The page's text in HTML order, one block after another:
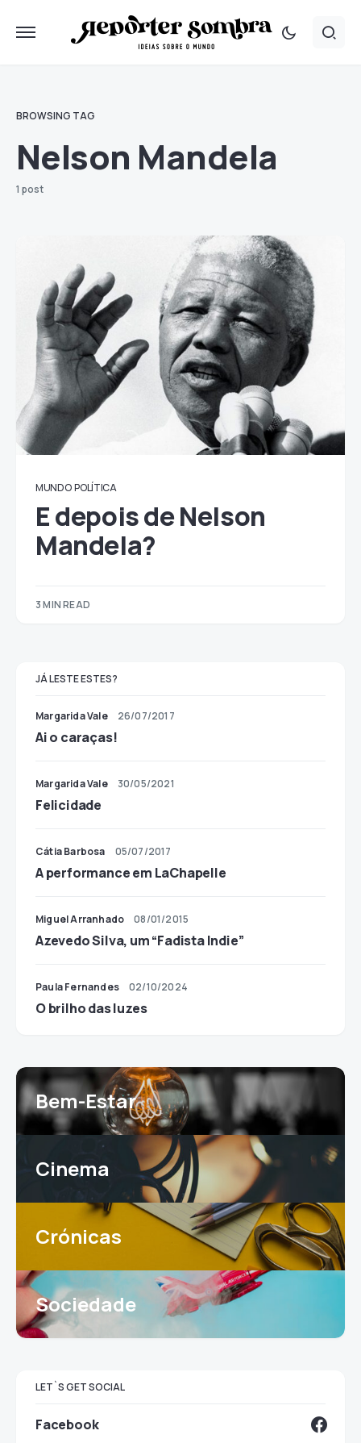
BROWSING TAG
Nelson Mandela
1 post
MUNDO POLÍTICA
E depois de Nelson
Mandela?
3 MIN READ
JÁ LESTE ESTES?
Margarida Vale 26/07/2017
Ai o caraças!
Margarida Vale 30/05/2021
Felicidade
Cátia Barbosa 05/07/2017
A performance em LaChapelle
Miguel Arranhado 08/01/2015
Azevedo Silva, um “Fadista Indie”
Paula Fernandes 02/10/2024
O brilho das luzes
Bem-Estar
Cinema
Crónicas
Sociedade
LET`S GET SOCIAL
Facebook